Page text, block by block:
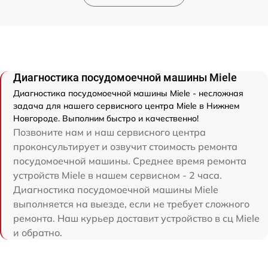
Диагностика посудомоечной машины Miele
Диагностика посудомоечной машины Miele - несложная
задача для нашего сервисного центра Miele в Нижнем
Новгороде. Выполним быстро и качественно!
Позвоните нам и наш сервисного центра
проконсультирует и озвучит стоимость ремонта
посудомоечной машины. Среднее время ремонта
устройств Miele в нашем сервисном - 2 часа.
Диагностика посудомоечной машины Miele
выполняется на выезде, если не требует сложного
ремонта. Наш курьер доставит устройство в сц Miele
и обратно.